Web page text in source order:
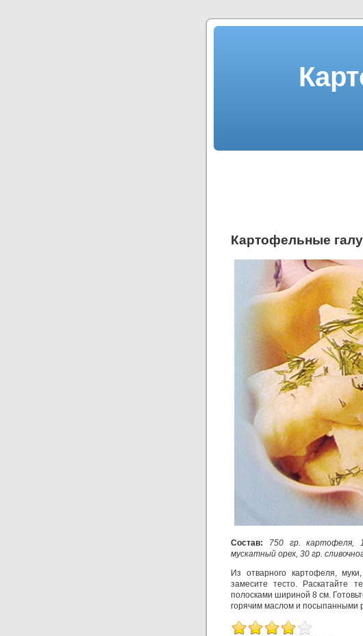
Картофельные
Состав: 750 гр. картофеля,
мускатный орех, 30 гр.
Из отварного картофеля,
замесите тесто. Раскатайте
полосками шириной 8 см.
горячим маслом и посыпанными